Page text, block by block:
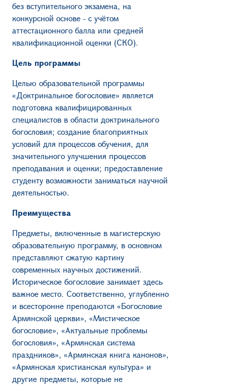
без вступительного экзамена, на
конкурсной основе - с учётом
аттестационного балла или средней
квалификационной оценки (СКО).
Цель программы
Целью образовательной программы
«Доктринальное богословие» является
подготовка квалифицированных
специалистов в области доктринального
богословия; создание благоприятных
условий для процессов обучения, для
значительного улучшения процессов
преподавания и оценки; предоставление
студенту возможности заниматься научной
деятельностью.
Преимущества
Предметы, включенные в магистерскую
образовательную программу, в основном
представляют сжатую картину
современных научных достижений.
Историческое богословие занимает здесь
важное место. Соответственно, углубленно
и всесторонне преподаются «Богословие
Армянской церкви», «Мистическое
богословие», «Актуальные проблемы
богословия», «Армянская система
праздников», «Армянская книга канонов»,
«Армянская христианская культура» и
другие предметы, которые не